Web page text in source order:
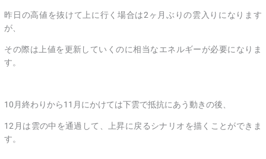
昨日の高値を抜けて上に行く場合は2ヶ月ぶりの雲入りになります
が、
その際は上値を更新していくのに相当なエネルギーが必要になりま
す。
10月終わりから11月にかけては下雲で抵抗にあう動きの後、
12月は雲の中を通過して、上昇に戻るシナリオを描くことができま
す。